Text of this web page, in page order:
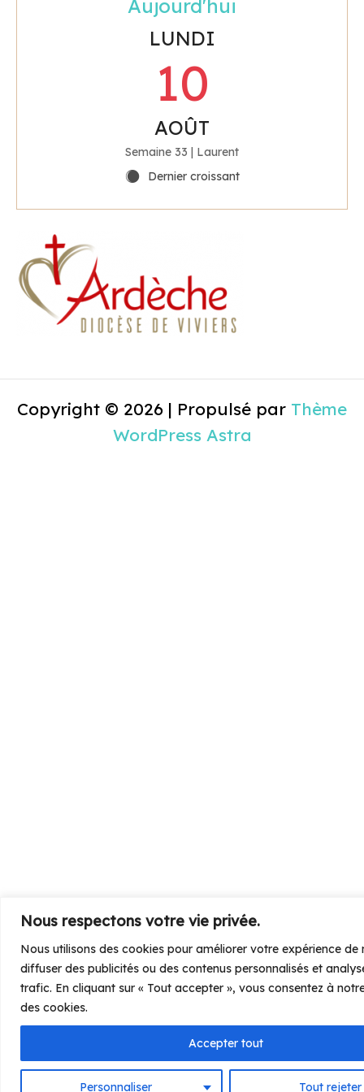
Nous respectons votre vie privée.
Nous utilisons des cookies pour améliorer votre expérience de
diffuser des publicités ou des contenus personnalisés et
trafic. En cliquant sur « Tout accepter », vous consentez à
des cookies.
Personnaliser Tout rejeter
Accepter tout
Aujourd'hui
LUNDI
10
AOÛT
Semaine 33 | Laurent
Y
Dernier croissant
Copyright © 2026 | Propulsé par Thème
WordPress Astra